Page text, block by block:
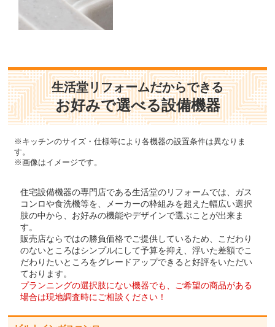
生活堂リフォームだからできる
お好みで選べる設備機器
※キッチンのサイズ・仕様等により各機器の設置条件は異なりま
す。
※画像はイメージです。
住宅設備機器の専門店である生活堂のリフォームでは、ガス
コンロや食洗機等を、メーカーの枠組みを超えた幅広い選択
肢の中から、お好みの機能やデザインで選ぶことが出来ま
す。
販売店ならではの勝負価格でご提供しているため、こだわり
のないところはシンプルにして予算を抑え、浮いた差額でこ
だわりたいところをグレードアップできると好評をいただい
ております。
プランニングの選択肢にない機器でも、ご希望の商品がある
場合は現地調査時にご相談ください！